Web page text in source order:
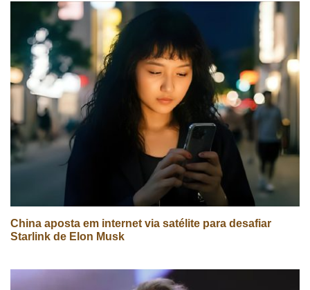
China aposta em internet via satélite para desafiar
Starlink de Elon Musk